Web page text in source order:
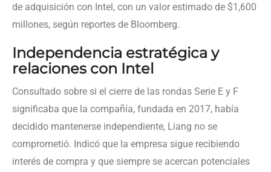
de adquisición con Intel, con un valor estimado de $1,600
millones, según reportes de Bloomberg.
Independencia estratégica y
relaciones con Intel
Consultado sobre si el cierre de las rondas Serie E y F
significaba que la compañía, fundada en 2017, había
decidido mantenerse independiente, Liang no se
comprometió. Indicó que la empresa sigue recibiendo
interés de compra y que siempre se acercan potenciales